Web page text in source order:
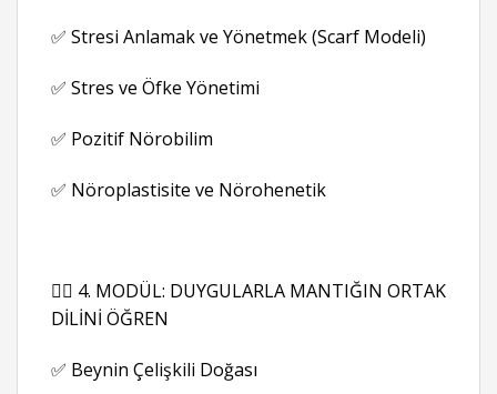
✅ Stresi Anlamak ve Yönetmek (Scarf Modeli)
✅ Stres ve Öfke Yönetimi
✅ Pozitif Nörobilim
✅ Nöroplastisite ve Nörohenetik
👉🏻 4. MODÜL: DUYGULARLA MANTIĞIN ORTAK
DİLİNİ ÖĞREN
✅ Beynin Çelişkili Doğası